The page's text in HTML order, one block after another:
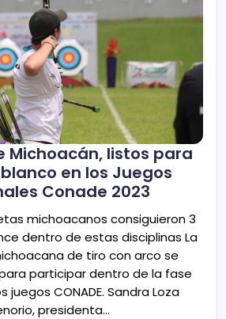
Michoacán, listos para
en los Juegos
Conade 2023
michoacanos consiguieron 3
dentro de estas disciplinas La
de tiro con arco se
participar dentro de la fase
juegos CONADE. Sandra Loza
presidenta…